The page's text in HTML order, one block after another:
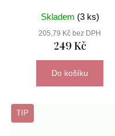
Skladem (3 ks)
205,79 Kč bez DPH
249 Kč
Do košíku
TIP